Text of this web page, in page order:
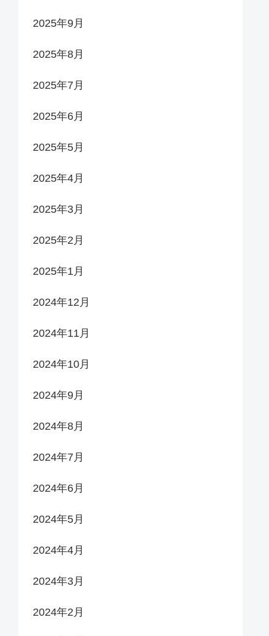
2025年9月
2025年8月
2025年7月
2025年6月
2025年5月
2025年4月
2025年3月
2025年2月
2025年1月
2024年12月
2024年11月
2024年10月
2024年9月
2024年8月
2024年7月
2024年6月
2024年5月
2024年4月
2024年3月
2024年2月